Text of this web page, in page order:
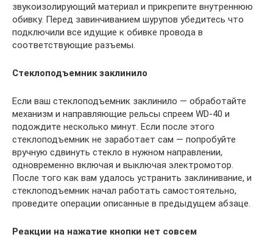
звукоизолирующий материал и прикрепите внутреннюю
обивку. Перед завинчиванием шурупов убедитесь что
подключили все идущие к обивке провода в
соответствующие разъемы.
Стеклоподъемник заклинило
Если ваш стеклоподъемник заклинило — обработайте
механизм и направляющие рельсы спреем WD-40 и
подождите несколько минут. Если после этого
стеклоподъемник не заработает сам — попробуйте
вручную сдвинуть стекло в нужном направлении,
одновременно включая и выключая электромотор.
После того как вам удалось устранить заклинивание, и
стеклоподъемник начал работать самостоятельно,
проведите операции описанные в предыдущем абзаце.
Реакции на нажатие кнопки нет совсем